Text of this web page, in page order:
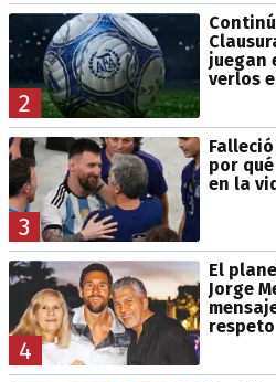
2
juegan
verlos
3
por
en la
4
El
Jorge
respeto